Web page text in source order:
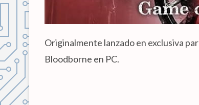
Originalmente lanzado en exclusiva
Bloodborne en PC.